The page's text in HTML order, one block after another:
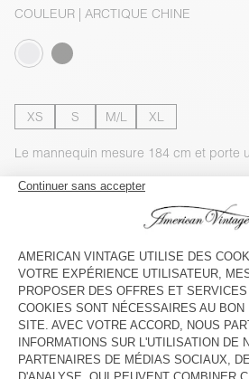
COULEUR | ARCTIQUE CHINE
XS S M/L XL
Le mannequin mesure 184 cm et porte
GUIDE DES TAILLES
entre le mardi 11
VOIR LA DISPONIBILITE
VOIR LE LOOK